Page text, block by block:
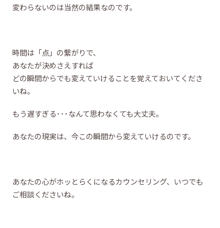
変わらないのは当然の結果なのです。
時間は「点」の繋がりで、
あなたが決めさえすれば
どの瞬間からでも変えていけることを覚えておいてくださ
いね。
もう遅すぎる･･･なんて思わなくても大丈夫。
あなたの現実は、今この瞬間から変えていけるのです。
あなたの心がホッとらくになるカウンセリング、いつでも
ご相談くださいね。